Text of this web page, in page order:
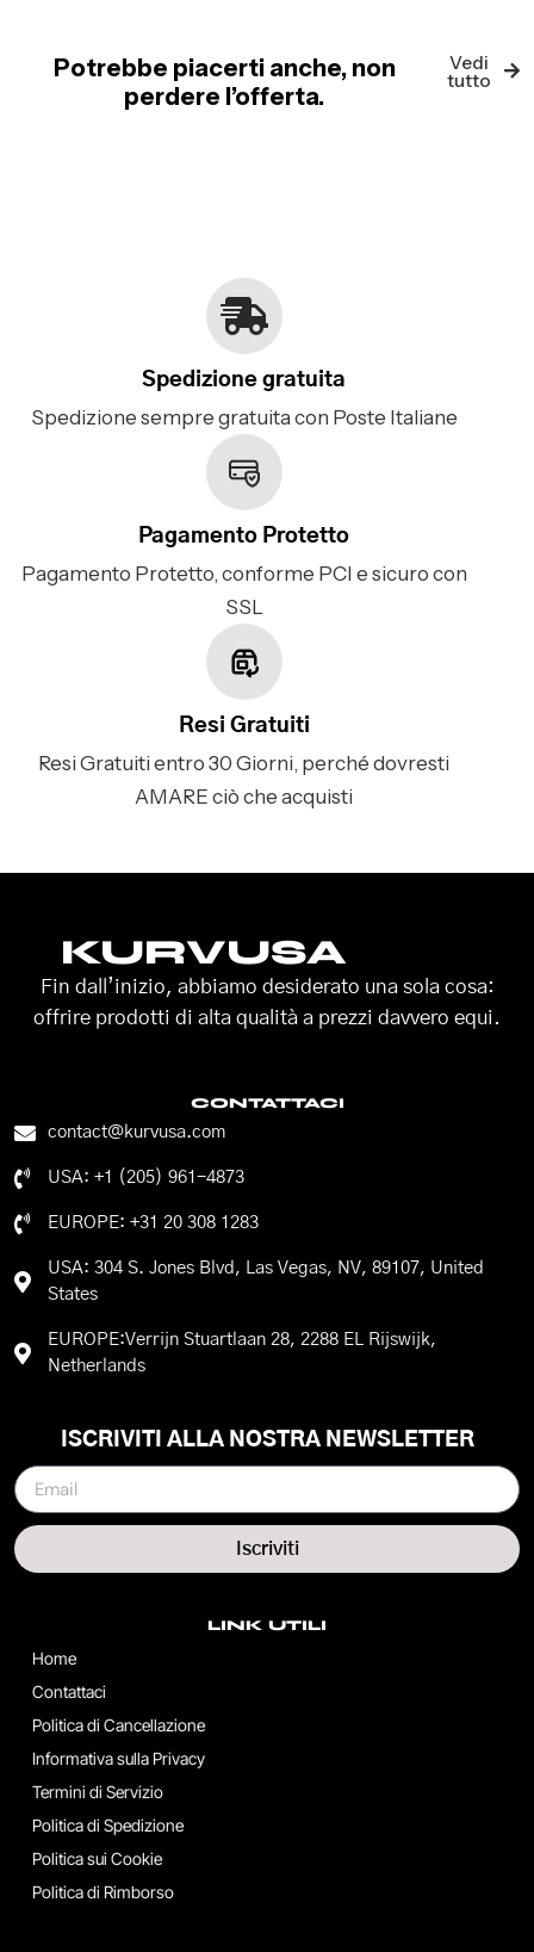
Potrebbe piacerti anche, non
perdere l’offerta.
Vedi
tutto
Spedizione gratuita
Spedizione sempre gratuita con Poste Italiane
Pagamento Protetto
Pagamento Protetto, conforme PCI e sicuro con
SSL
Resi Gratuiti
Resi Gratuiti entro 30 Giorni, perché dovresti
AMARE ciò che acquisti
KURVUSA
Fin dall’inizio, abbiamo desiderato una sola cosa:
offrire prodotti di alta qualità a prezzi davvero equi.
CONTATTACI
contact@kurvusa.com
USA: +1 (205) 961-4873
EUROPE: +31 20 308 1283
USA: 304 S. Jones Blvd, Las Vegas, NV, 89107, United
States
EUROPE:Verrijn Stuartlaan 28, 2288 EL Rijswijk,
Netherlands
LINK UTILI
Home
Contattaci
Politica di Cancellazione
Informativa sulla Privacy
Termini di Servizio
Politica di Spedizione
Politica sui Cookie
Politica di Rimborso
ISCRIVITI ALLA NOSTRA NEWSLETTER
Iscriviti